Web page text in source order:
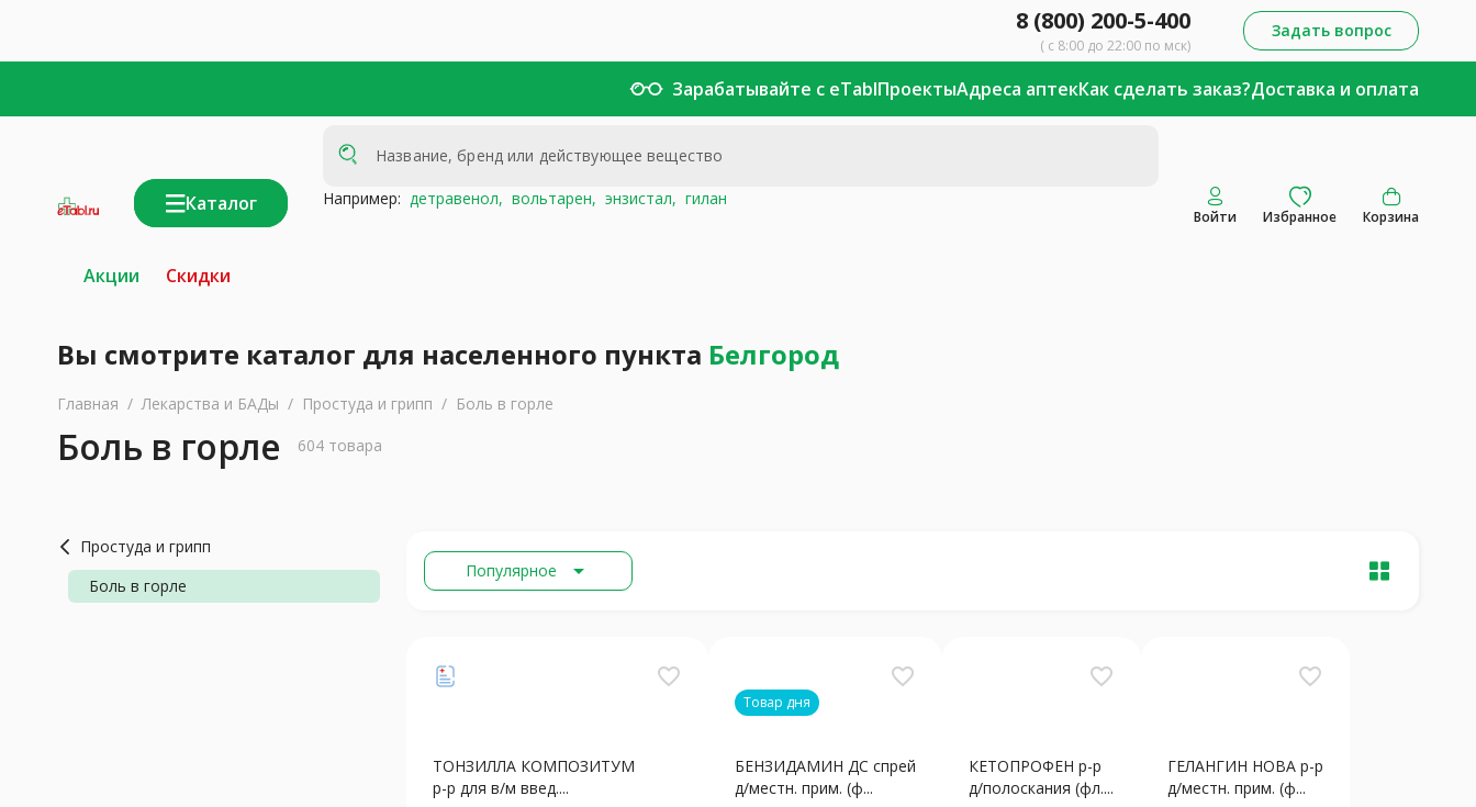
8 (800) 200-5-400
( с 8:00 до 22:00 по мск)
Задать вопрос
Зарабатывайте с eTablПроектыАдреса аптекКак сделать заказ?Доставка и оплата
Каталог Например: детравенол, вольтарен, энзистал, гилан
Войти Избранное Корзина
Акции Скидки
Вы смотрите каталог для населенного пункта Белгород
Главная / Лекарства и БАДы / Простуда и грипп / Боль в горле
Боль в горле 604 товара
Простуда и грипп
Боль в горле
Популярное arrow_drop_down
favorite_border
ТОНЗИЛЛА КОМПОЗИТУМ
р-р для в/м введ....
favorite_border
Товар дня
БЕНЗИДАМИН ДС спрей
д/местн. прим. (ф...
favorite_border
КЕТОПРОФЕН р-р
д/полоскания (фл....
favorite_border
ГЕЛАНГИН НОВА р-р
д/местн. прим. (ф...